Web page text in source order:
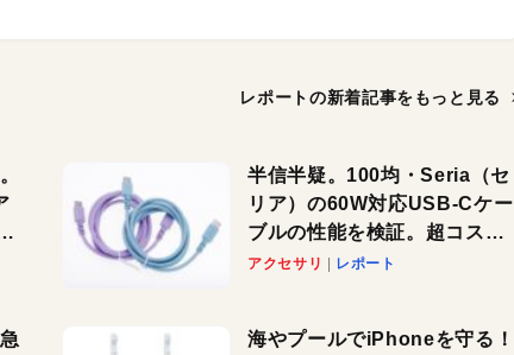
レポートの新着記事をもっと見る
半信半疑。100均・Seria（セ
リア）の60W対応USB-Cケー
ブルの性能を検証。超コスパ
の1本を発見か？
アクセサリ レポート
海やプールでiPhoneを守る！